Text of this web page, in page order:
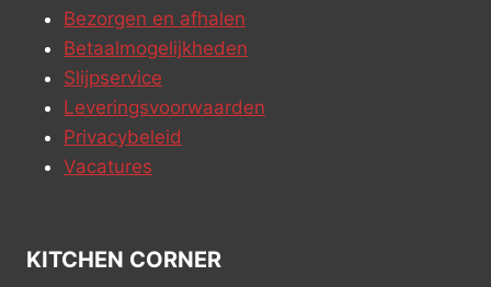
Bezorgen en afhalen
Betaalmogelijkheden
Slijpservice
Leveringsvoorwaarden
Privacybeleid
Vacatures
KITCHEN CORNER